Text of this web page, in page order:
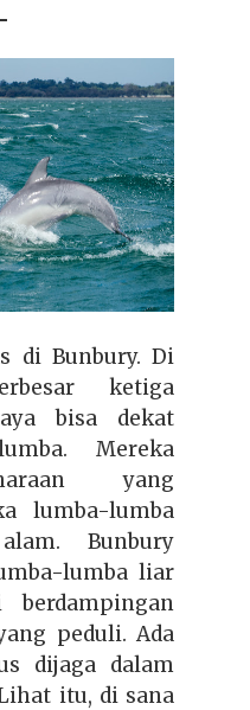
di Bunbury. Di
ketiga
bisa dekat
Mereka
yang
lumba-lumba
Bunbury
lumba liar
peduli. Ada
dijaga dalam
itu, di sana